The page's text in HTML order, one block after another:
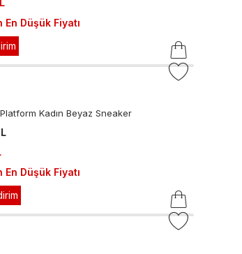
En Düşük Fiyatı
Kadın Beyaz Sneaker
En Düşük Fiyatı